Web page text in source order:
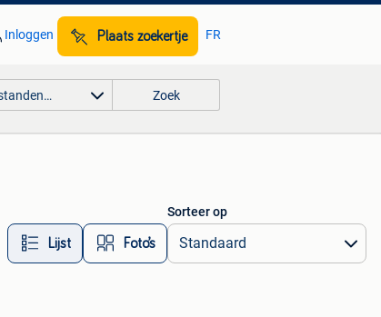
Inloggen Plaats zoekertje FR
Zoek
Lijst Foto’s
Sorteer op